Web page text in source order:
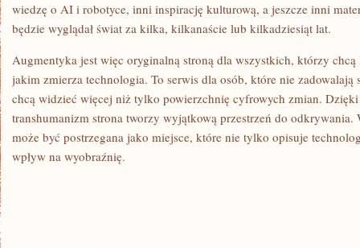
wiedzę o AI i robotyce, inni inspirację kulturową, a jeszcze inni
będzie wyglądał świat za kilka, kilkanaście lub kilkadziesiąt lat.
Augmentyka jest więc oryginalną stroną dla wszystkich, którzy
jakim zmierza technologia. To serwis dla osób, które nie
chcą widzieć więcej niż tylko powierzchnię cyfrowych zmian.
transhumanizm strona tworzy wyjątkową przestrzeń do odkrywania.
może być postrzegana jako miejsce, które nie tylko opisuje
wpływ na wyobraźnię.